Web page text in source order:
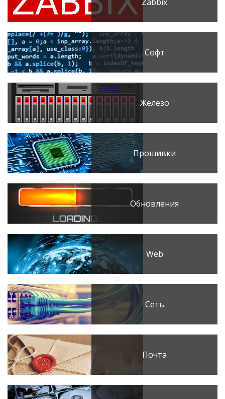
Софт
Железо
Прошивки
Обновления
Web
Сеть
Почта